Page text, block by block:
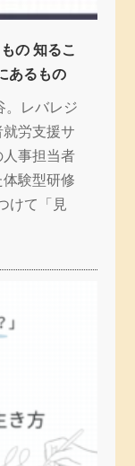
の 知るこ
あるもの
。レバレジ
労支援サ
事担当者
験型研修
けて「見